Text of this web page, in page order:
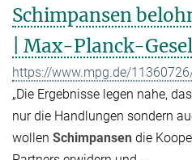
Schimpansen
| Max-Planck-
https://www.mpg.de/
„Die Ergebnisse legen nahe,
nur die Handlungen sondern
wollen Schimpansen die